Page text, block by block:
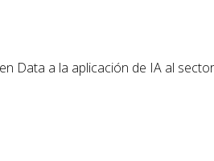
Data a la aplicación de IA al